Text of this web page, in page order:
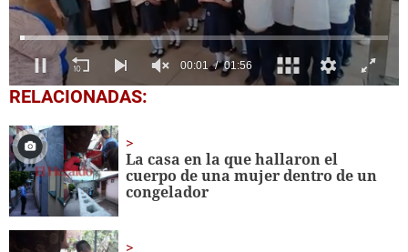
0
seconds
1
minute,
56
seconds
RELACIONADAS:
La casa en la que hallaron el
cuerpo de una mujer dentro de un
congelador